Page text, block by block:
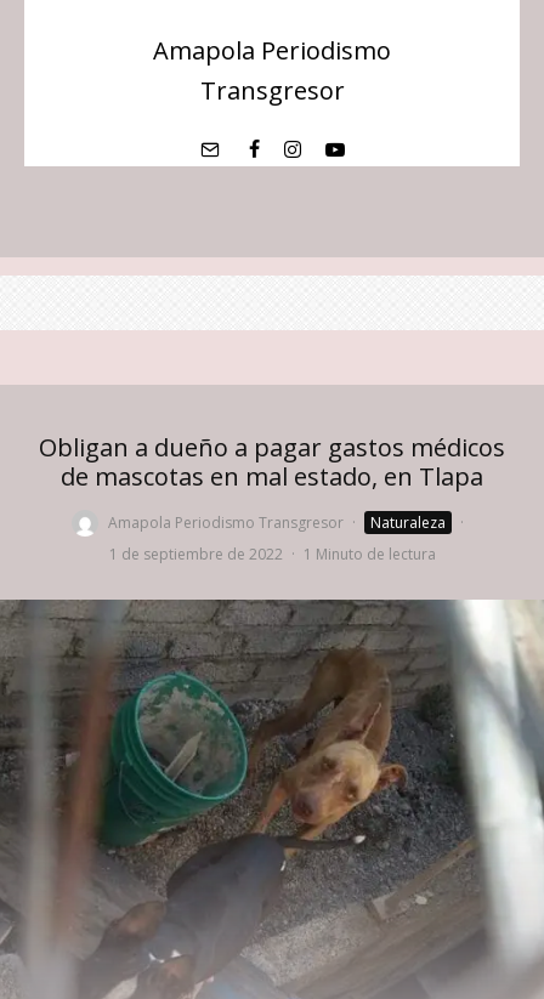
Amapola Periodismo
Transgresor
Obligan a dueño a pagar gastos médicos
de mascotas en mal estado, en Tlapa
Amapola Periodismo Transgresor · Naturaleza
·
1 de septiembre de 2022 · 1 Minuto de lectura